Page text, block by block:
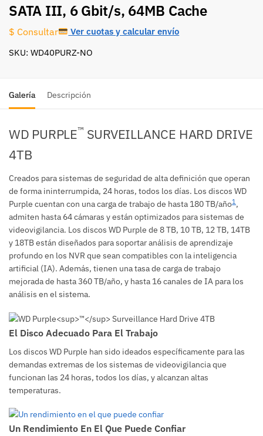
SATA III, 6 Gbit/s, 64MB Cache
$ Consultar Ver cuotas y calcular envío
SKU: WD40PURZ-NO
Galería Descripción
WD PURPLE™ SURVEILLANCE HARD DRIVE
4TB
Creados para sistemas de seguridad de alta definición que operan
de forma ininterrumpida, 24 horas, todos los días. Los discos WD
Purple cuentan con una carga de trabajo de hasta 180 TB/año1,
admiten hasta 64 cámaras y están optimizados para sistemas de
videovigilancia. Los discos WD Purple de 8 TB, 10 TB, 12 TB, 14TB
y 18TB están diseñados para soportar análisis de aprendizaje
profundo en los NVR que sean compatibles con la inteligencia
artificial (IA). Además, tienen una tasa de carga de trabajo
mejorada de hasta 360 TB/año, y hasta 16 canales de IA para los
análisis en el sistema.
El Disco Adecuado Para El Trabajo
Los discos WD Purple han sido ideados específicamente para las
demandas extremas de los sistemas de videovigilancia que
funcionan las 24 horas, todos los días, y alcanzan altas
temperaturas.
Un Rendimiento En El Que Puede Confiar